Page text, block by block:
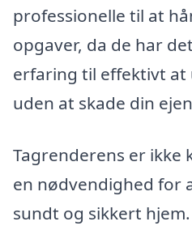
professionelle til at
opgaver, da de har
erfaring til effektivt
uden at skade din
Tagrenderens er ikke
en nødvendighed for
sundt og sikkert